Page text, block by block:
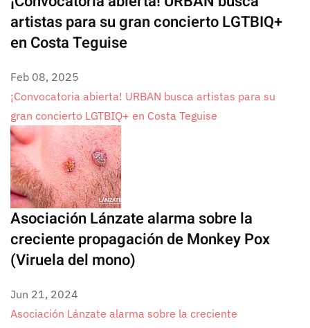
artistas para su gran concierto LGTBIQ+
en Costa Teguise
Feb 08, 2025
¡Convocatoria abierta! URBAN busca artistas para su
gran concierto LGTBIQ+ en Costa Teguise
Asociación Lánzate alarma sobre la
creciente propagación de Monkey Pox
(Viruela del mono)
Jun 21, 2024
Asociación Lánzate alarma sobre la creciente